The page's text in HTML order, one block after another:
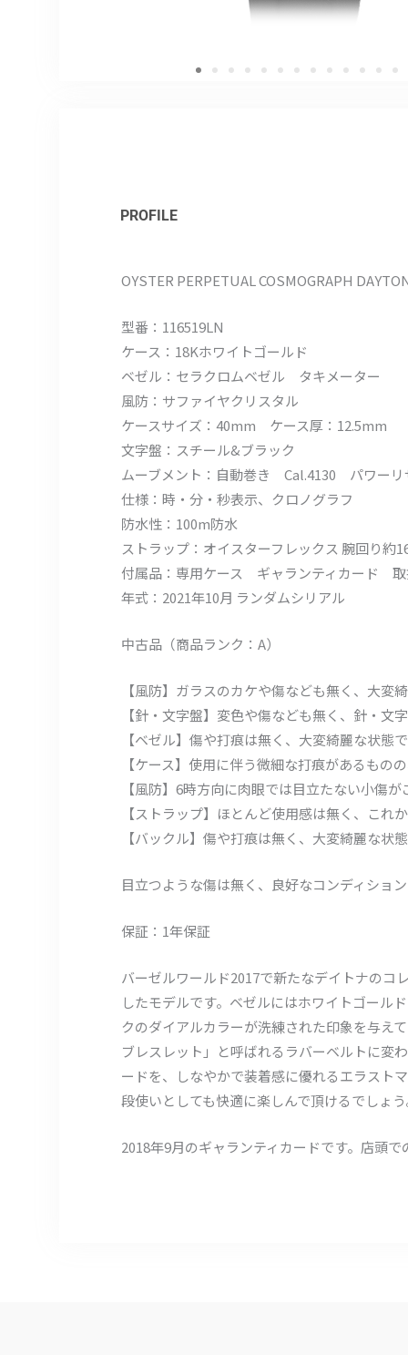
PROFILE
OYSTER PERPETUAL COSMOGRAPH
型番：116519LN
ケース：18Kホワイトゴールド
ベゼル：セラクロムベゼル タキメーター
風防：サファイヤクリスタル
ケースサイズ：40mm ケース厚：12.5mm
文字盤：スチール&ブラック
ムーブメント：自動巻き Cal.4130 パワーリ
仕様：時・分・秒表示、クロノグラフ
防水性：100m防水
ストラップ：オイスターフレックス 腕回り約
付属品：専用ケース ギャランティカード
年式：2021年10月 ランダムシリアル
中古品（商品ランク：A）
【風防】ガラスのカケや傷なども無く、大変
【針・文字盤】変色や傷なども無く、針・文
【ベゼル】傷や打痕は無く、大変綺麗な状態で
【ケース】使用に伴う微細な打痕があるもの
【風防】6時方向に肉眼では目立たない小傷が
【ストラップ】ほとんど使用感は無く、これ
【バックル】傷や打痕は無く、大変綺麗な状態
目立つような傷は無く、良好なコンディショ
保証：1年保証
バーゼルワールド2017で新たなデイトナのコ
したモデルです。ベゼルにはホワイトゴール
クのダイアルカラーが洗練された印象を与え
ブレスレット」と呼ばれるラバーベルトに変
ードを、しなやかで装着感に優れるエラスト
段使いとしても快適に楽しんで頂けるでしょ
2018年9月のギャランティカードです。店頭